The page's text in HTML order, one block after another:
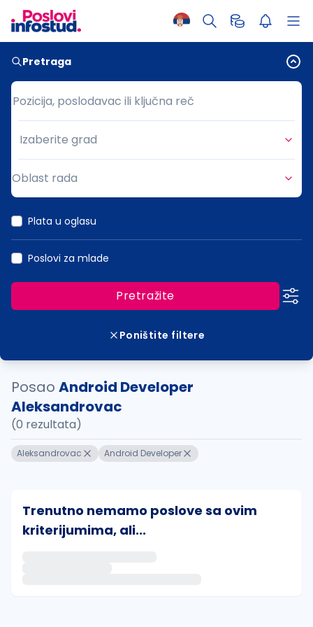
Pretraga
Pozicija, poslodavac ili ključna reč
Pozicija, poslodavac ili ključna reč
Grad
Izaberite grad
Oblast rada
Plata u oglasu
Poslovi za mlade
Pretražite
Poništite filtere
Posao Android Developer
Aleksandrovac
(0 rezultata)
Aleksandrovac Android Developer
Trenutno nemamo poslove sa ovim
kriterijumima, ali...